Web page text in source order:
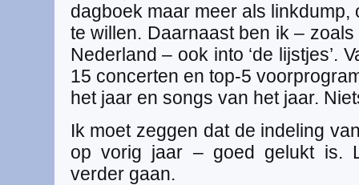
dagboek maar meer als linkdump,
te willen. Daarnaast ben ik –
Nederland – ook into ‘de lijstjes’.
15 concerten en top-5
het jaar en songs van het jaar.
Ik moet zeggen dat de indeling
op vorig jaar – goed gelukt is.
verder gaan.